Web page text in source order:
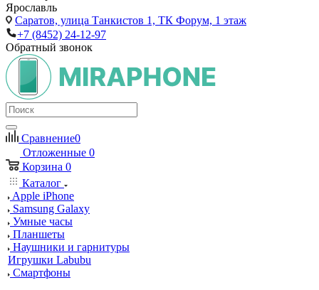
Ярославль
Саратов, улица Танкистов 1, ТК Форум, 1 этаж
+7 (8452) 24-12-97
Обратный звонок
Сравнение0
Отложенные 0
Корзина 0
Каталог
Apple iPhone
Samsung Galaxy
Умные часы
Планшеты
Наушники и гарнитуры
Игрушки Labubu
Смартфоны